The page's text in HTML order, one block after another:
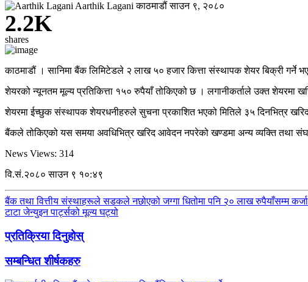
Aarthik Laganiकाठमाडौंसाउन ९, २०८०
2.2K
shares
काठमाडौं । सानिमा बैंक लिमिटेडले २ लाख ५० हजार कित्ता संस्थापक शेयर बिक्री गर्ने
शेयरको न्यूनतम मूल्य प्रतिकित्ता १५० रुपैयाँ तोकिएको छ । लगानीकर्ताले उक्त शेयरमा
शेयरमा ईच्छुक संस्थापक शेयरधनीहरुले सुचना प्रकाशित भएको मितिले ३५ दिनभित्र
बैंकले तोकिएको यस समया अवधिभित्र खरिद आवेदन नपरेको खण्डमा अन्य व्यक्ति तथा
News Views: 314
वि.सं.२०८० साउन ९ १०:४९
बैंक तथा वित्तीय संस्थाहरूले सडकले नछोएको जग्गा धितोमा पनि २० लाख रुपैयाँसम्म कर्जा
टाटा जेन्युइन पार्ट्सको मूल्य घट्यो
प्रतिक्रिया दिनुहोस्
सम्बन्धित शीर्षकहरु